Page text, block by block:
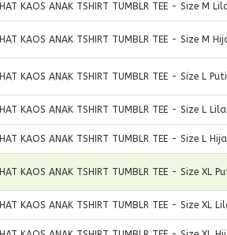
HAT KAOS ANAK TSHIRT TUMBLR TEE - Size M
HAT KAOS ANAK TSHIRT TUMBLR TEE - Size M
HAT KAOS ANAK TSHIRT TUMBLR TEE - Size L
HAT KAOS ANAK TSHIRT TUMBLR TEE - Size L
HAT KAOS ANAK TSHIRT TUMBLR TEE - Size L
HAT KAOS ANAK TSHIRT TUMBLR TEE - Size XL
HAT KAOS ANAK TSHIRT TUMBLR TEE - Size XL